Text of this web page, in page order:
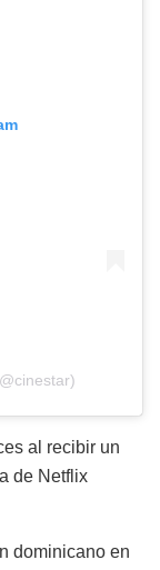
al recibir un
de Netflix
dominicano en